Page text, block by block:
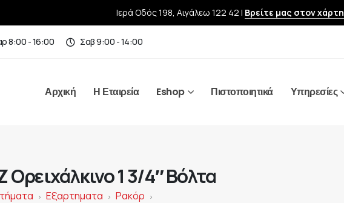
Ιερά Οδός 198, Αιγάλεω 122 42 | Βρείτε μας στον χάρτη
8:00 - 16:00 Σαβ 9:00 - 14:00
Αρχική Η Εταιρεία Eshop Πιστοποιητικά Υπηρεσίες
Ορειχάλκινο 1 3/4″ Βόλτα
> Εξαρτηματα > Ρακόρ >